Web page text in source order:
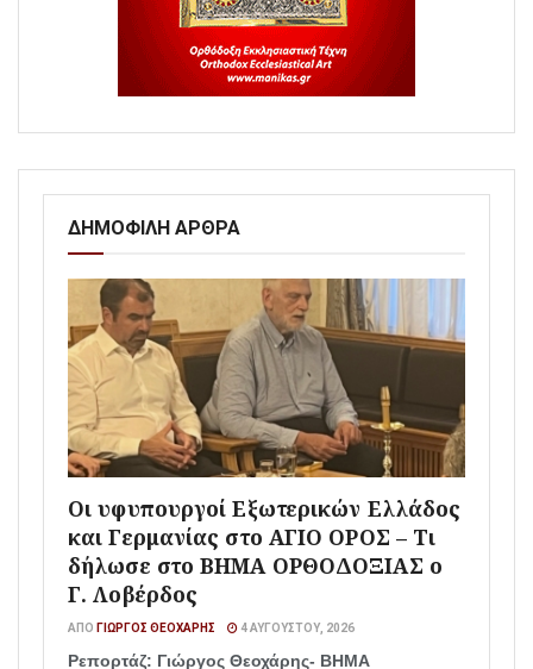
ΔΗΜΟΦΙΛΗ ΑΡΘΡΑ
Οι υφυπουργοί Εξωτερικών Ελλάδος
και Γερμανίας στο ΑΓΙΟ ΟΡΟΣ – Τι
δήλωσε στο ΒΗΜΑ ΟΡΘΟΔΟΞΙΑΣ ο
Γ. Λοβέρδος
ΑΠΌ ΓΙΏΡΓΟΣ ΘΕΟΧΆΡΗΣ 4 ΑΥΓΟΎΣΤΟΥ, 2026
Ρεπορτάζ: Γιώργος Θεοχάρης- ΒΗΜΑ